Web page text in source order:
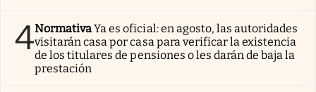
4NormativaYa es oficial: en agosto, las autoridades
visitarán casa por casa para verificar la existencia
de los titulares de pensiones o les darán de baja la
prestación